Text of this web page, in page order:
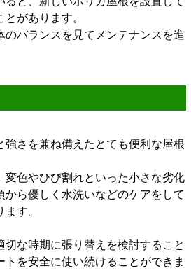
があります。
のバランスを見てメンテナンスを進
強さを兼ね備えたとても便利な屋根
変色やひび割れといった小さな劣化
から優しく水洗いなどのケアをして
す。
切な時期に張り替えを検討すること
トを安全に使い続けることができま